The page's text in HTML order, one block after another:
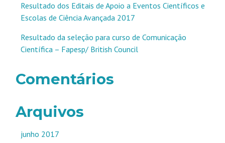
Resultado dos Editais de Apoio a Eventos Científicos e
Escolas de Ciência Avançada 2017
Resultado da seleção para curso de Comunicação
Científica – Fapesp/ British Council
Comentários
Arquivos
junho 2017